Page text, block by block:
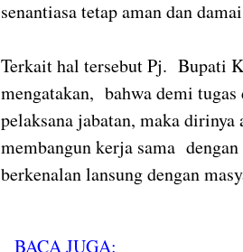
senantiasa tetap aman dan
Terkait hal tersebut Pj. Bupati
mengatakan, bahwa demi
pelaksana jabatan, maka
membangun kerja sama
berkenalan lansung dengan
BACA JUGA: